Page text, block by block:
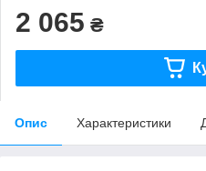
2 065 ₴
Опис Характеристики